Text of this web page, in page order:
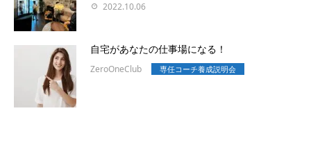
2022.10.06
自宅があなたの仕事場になる！
ZeroOneClub 専任コーチ養成説明会